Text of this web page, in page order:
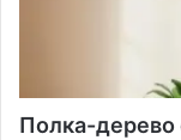
Полка-дерево